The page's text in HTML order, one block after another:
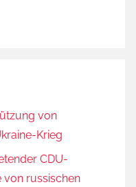
von
Krieg
CDU-
von russischen